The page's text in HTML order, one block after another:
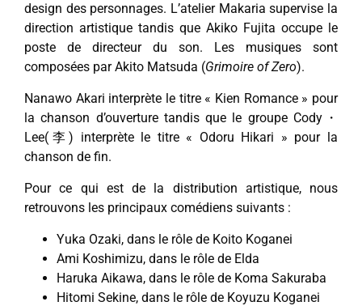
design des personnages. L’atelier Makaria supervise la
direction artistique tandis que Akiko Fujita occupe le
poste de directeur du son. Les musiques sont
composées par Akito Matsuda (Grimoire of Zero).
Nanawo Akari interprète le titre « Kien Romance » pour
la chanson d’ouverture tandis que le groupe Cody・
Lee(李) interprète le titre « Odoru Hikari » pour la
chanson de fin.
Pour ce qui est de la distribution artistique, nous
retrouvons les principaux comédiens suivants :
Yuka Ozaki, dans le rôle de Koito Koganei
Ami Koshimizu, dans le rôle de Elda
Haruka Aikawa, dans le rôle de Koma Sakuraba
Hitomi Sekine, dans le rôle de Koyuzu Koganei